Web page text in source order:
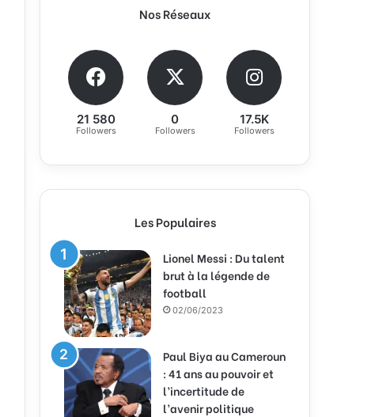
Nos Réseaux
21 580
Followers
0
Followers
17.5K
Followers
Les Populaires
Lionel Messi : Du talent
brut à la légende de
football
02/06/2023
Paul Biya au Cameroun
: 41 ans au pouvoir et
l’incertitude de
l’avenir politique